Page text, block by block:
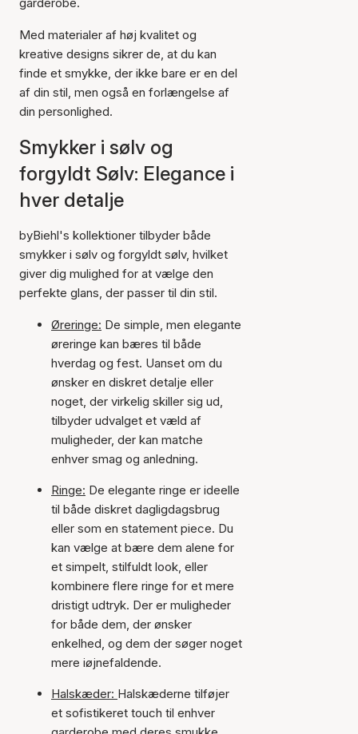
Med materialer af høj kvalitet og
kreative designs sikrer de, at du kan
finde et smykke, der ikke bare er en del
af din stil, men også en forlængelse af
din personlighed.
Smykker i sølv og
forgyldt Sølv: Elegance i
hver detalje
byBiehl's kollektioner tilbyder både
smykker i sølv og forgyldt sølv, hvilket
giver dig mulighed for at vælge den
perfekte glans, der passer til din stil.
Øreringe: De simple, men elegante
øreringe kan bæres til både
hverdag og fest. Uanset om du
ønsker en diskret detalje eller
noget, der virkelig skiller sig ud,
tilbyder udvalget et væld af
muligheder, der kan matche
enhver smag og anledning.
Ringe: De elegante ringe er ideelle
til både diskret dagligdagsbrug
eller som en statement piece. Du
kan vælge at bære dem alene for
et simpelt, stilfuldt look, eller
kombinere flere ringe for et mere
dristigt udtryk. Der er muligheder
for både dem, der ønsker
enkelhed, og dem der søger noget
mere iøjnefaldende.
Halskæder: Halskæderne tilføjer
et sofistikeret touch til enhver